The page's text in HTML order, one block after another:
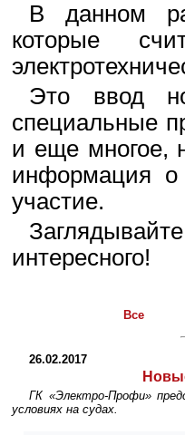
В данном
которые
Это ввод
специальные
и еще многое,
информация о
участие.
интересного!
Все
26.02.2017
ГК «Электро-Профи»
условиях на судах.